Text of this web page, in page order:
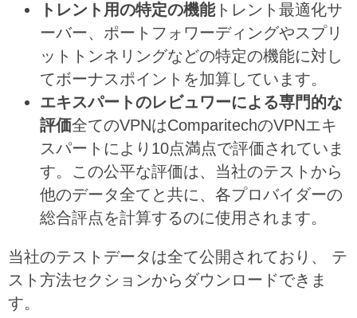
トレント用の特定の機能トレント最適化サ
ーバー、ポートフォワーディングやスプリ
ットトンネリングなどの特定の機能に対し
てボーナスポイントを加算しています。
エキスパートのレビュワーによる専門的な
評価全てのVPNはComparitechのVPNエキ
スパートにより10点満点で評価されていま
す。この公平な評価は、当社のテストから
他のデータ全てと共に、各プロバイダーの
総合評点を計算するのに使用されます。
当社のテストデータは全て公開されており、
テ
スト方法セクションからダウンロードできま
す。